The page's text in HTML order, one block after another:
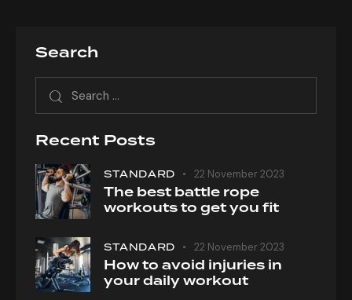
Search
for:
Recent Posts
STANDARD 22 November 2023
The best battle rope
workouts to get you fit
STANDARD 22 November 2023
How to avoid injuries in
your daily workout